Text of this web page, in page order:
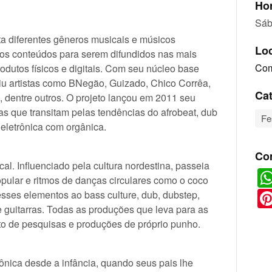
diferentes gêneros musicais e músicos
conteúdos para serem difundidos nas mais
físicos e digitais. Com seu núcleo base
artistas como BNegão, Guizado, Chico Corrêa,
outros. O projeto lançou em 2011 seu
que transitam pelas tendências do afrobeat, dub
com orgânica.
Influenciado pela cultura nordestina, passeia
e ritmos de danças circulares como o coco
elementos ao bass culture, dub, dubstep,
Todas as produções que leva para as
de pesquisas e produções de próprio punho.
desde a infância, quando seus pais lhe